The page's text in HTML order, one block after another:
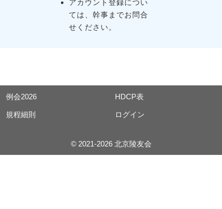
アカウント登録につい
ては、幹事までお問合
せください。
例会2026 HDCP表
規程細則 ログイン
© 2021-2026 北京陵友会